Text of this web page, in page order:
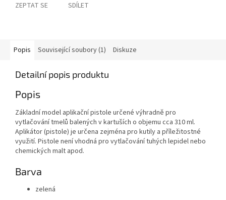
ZEPTAT SE SDÍLET
Popis Související soubory (1) Diskuze
Detailní popis produktu
Popis
Základní model aplikační pistole určené výhradně pro
vytlačování tmelů balených v kartuších o objemu cca 310 ml.
Aplikátor (pistole) je určena zejména pro kutily a příležitostné
využití. Pistole není vhodná pro vytlačování tuhých lepidel nebo
chemických malt apod.
Barva
zelená